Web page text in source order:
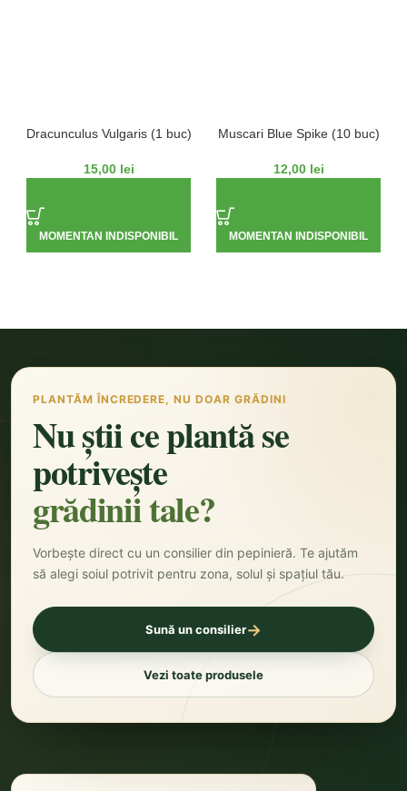
Dracunculus Vulgaris (1 buc)
15,00 lei
MOMENTAN INDISPONIBIL
Muscari Blue Spike (10 buc)
12,00 lei
MOMENTAN INDISPONIBIL
PLANTĂM ÎNCREDERE, NU DOAR GRĂDINI
Nu știi ce plantă se
potrivește
grădinii tale?
Vorbește direct cu un consilier din pepinieră. Te ajutăm
să alegi soiul potrivit pentru zona, solul și spațiul tău.
Sună un consilier→
Vezi toate produsele